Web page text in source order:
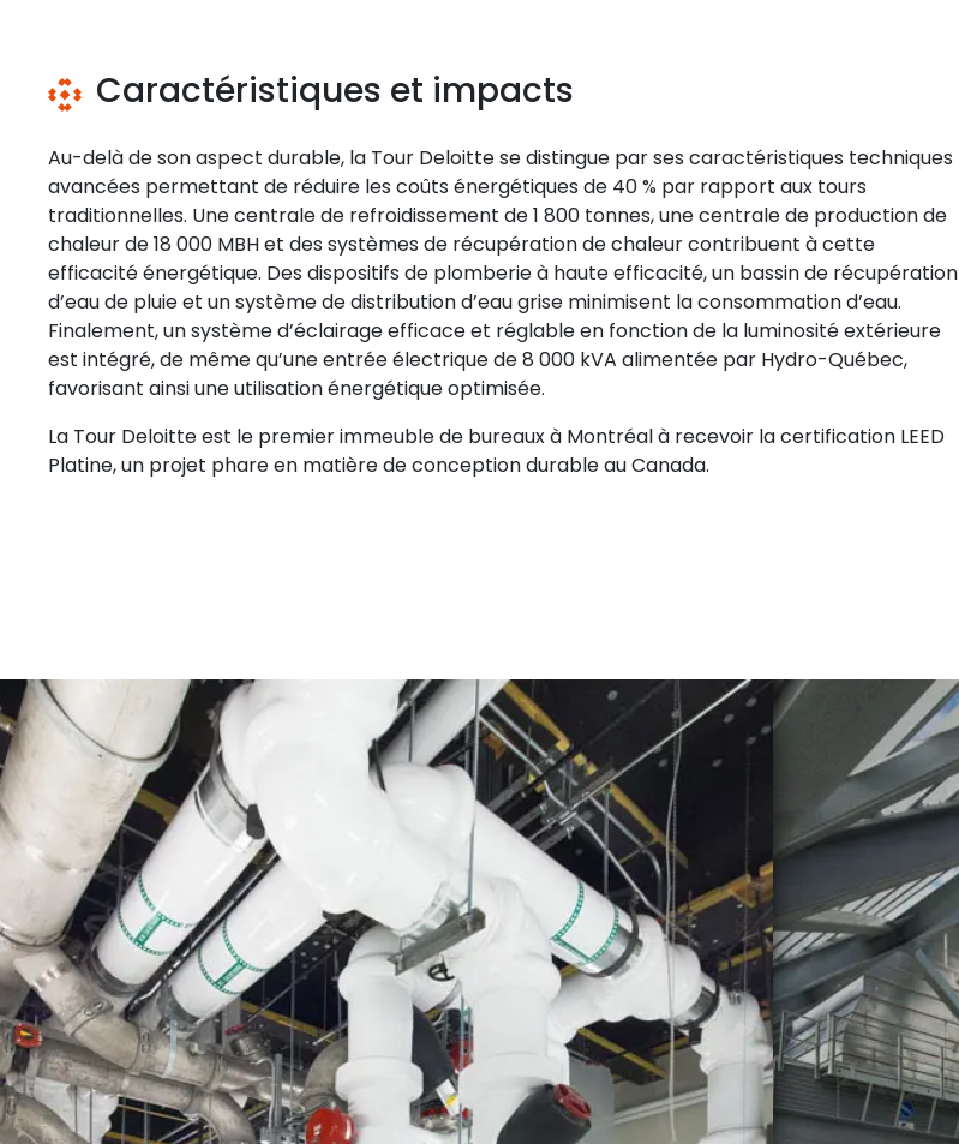
Caractéristiques et impacts
Au-delà de son aspect durable, la Tour Deloitte se distingue par ses caractéristiques techniques
avancées permettant de réduire les coûts énergétiques de 40 % par rapport aux tours
traditionnelles. Une centrale de refroidissement de 1 800 tonnes, une centrale de production de
chaleur de 18 000 MBH et des systèmes de récupération de chaleur contribuent à cette
efficacité énergétique. Des dispositifs de plomberie à haute efficacité, un bassin de récupération
d’eau de pluie et un système de distribution d’eau grise minimisent la consommation d’eau.
Finalement, un système d’éclairage efficace et réglable en fonction de la luminosité extérieure
est intégré, de même qu’une entrée électrique de 8 000 kVA alimentée par Hydro-Québec,
favorisant ainsi une utilisation énergétique optimisée.
La Tour Deloitte est le premier immeuble de bureaux à Montréal à recevoir la certification LEED
Platine, un projet phare en matière de conception durable au Canada.